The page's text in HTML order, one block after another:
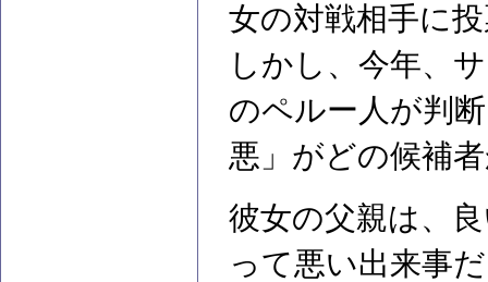
女の対戦相手に
しかし、今年、
のペルー人が判
悪」がどの候補
彼女の父親は、
って悪い出来事